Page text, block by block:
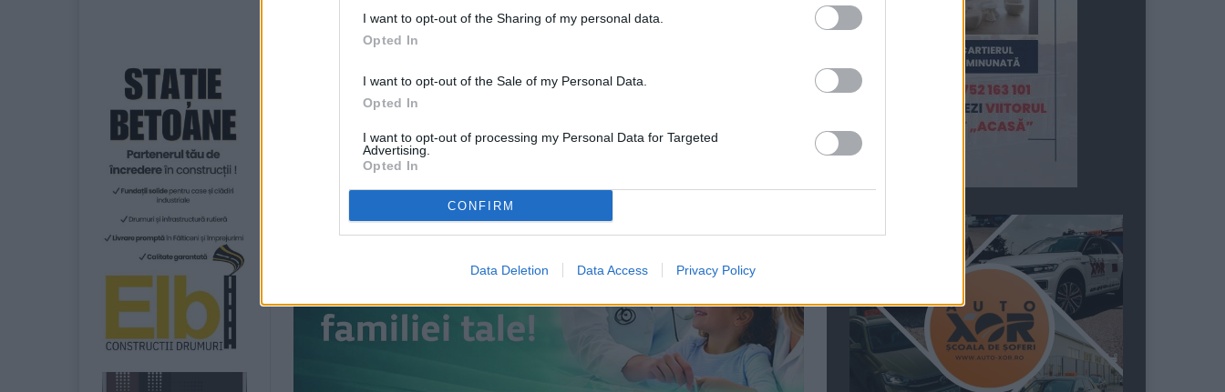
I want to opt-out of the Sharing of my personal data.
Opted In
I want to opt-out of the Sale of my Personal Data.
Opted In
I want to opt-out of processing my Personal Data for Targeted
Advertising.
Opted In
CONFIRM
Data Deletion Data Access Privacy Policy
SMURD și un echipaj al Ambulanței.
La fața locului s-a deplasat și ambulanța TIM (Terapie Intensivă Mobilă)
de la Suceava.